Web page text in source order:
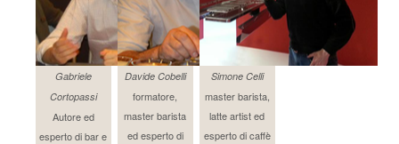
Gabriele
Cortopassi
Autore ed
esperto di bar e
Davide Cobelli
formatore,
master barista
ed esperto di
Simone Celli
master barista,
latte artist ed
esperto di caffè